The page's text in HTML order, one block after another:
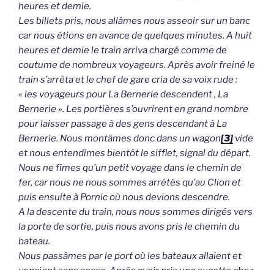
heures et demie.
Les billets pris, nous allâmes nous asseoir sur un banc
car nous étions en avance de quelques minutes. A huit
heures et demie le train arriva chargé comme de
coutume de nombreux voyageurs. Après avoir freiné le
train s’arrêta et le chef de gare cria de sa voix rude :
« les voyageurs pour La Bernerie descendent , La
Bernerie ». Les portières s’ouvrirent en grand nombre
pour laisser passage à des gens descendant à La
Bernerie. Nous montâmes donc dans un wagon[3] vide
et nous entendîmes bientôt le sifflet, signal du départ.
Nous ne fîmes qu’un petit voyage dans le chemin de
fer, car nous ne nous sommes arrêtés qu’au Clion et
puis ensuite à Pornic où nous devions descendre.
A la descente du train, nous nous sommes dirigés vers
la porte de sortie, puis nous avons pris le chemin du
bateau.
Nous passâmes par le port où les bateaux allaient et